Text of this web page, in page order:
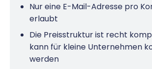
Nur eine E-Mail-Adresse pro
erlaubt
Die Preisstruktur ist recht
kann für kleine Unternehmen
werden